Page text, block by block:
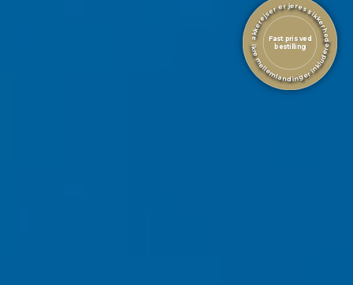
Pakkerejser er jeres sikkerhed
Sikre mellemlandinger inkluderet
Fast pris ved
bestilling